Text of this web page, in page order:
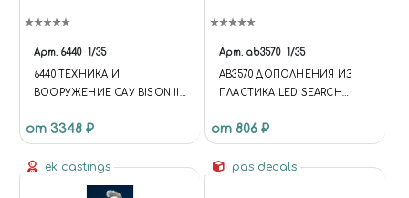
Арт. 6440 1/35
6440 ТЕХНИКА И
ВООРУЖЕНИЕ САУ BISON II
от 3348 ₽
Арт. ab3570 1/35
AB3570 ДОПОЛНЕНИЯ ИЗ
ПЛАСТИКА LED SEARCH
от 806 ₽
ek castings pas decals